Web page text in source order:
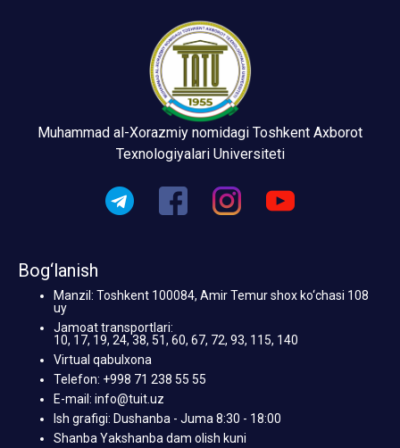
Muhammad al-Xorazmiy nomidagi Toshkent Axborot
Texnologiyalari Universiteti
Bog‘lanish
Manzil: Toshkent 100084, Amir Temur shox ko‘chasi 108
uy
Jamoat transportlari:
10, 17, 19, 24, 38, 51, 60, 67, 72, 93, 115, 140
Virtual qabulxona
Telefon: +998 71 238 55 55
E-mail: info@tuit.uz
Ish grafigi: Dushanba - Juma 8:30 - 18:00
Shanba Yakshanba dam olish kuni